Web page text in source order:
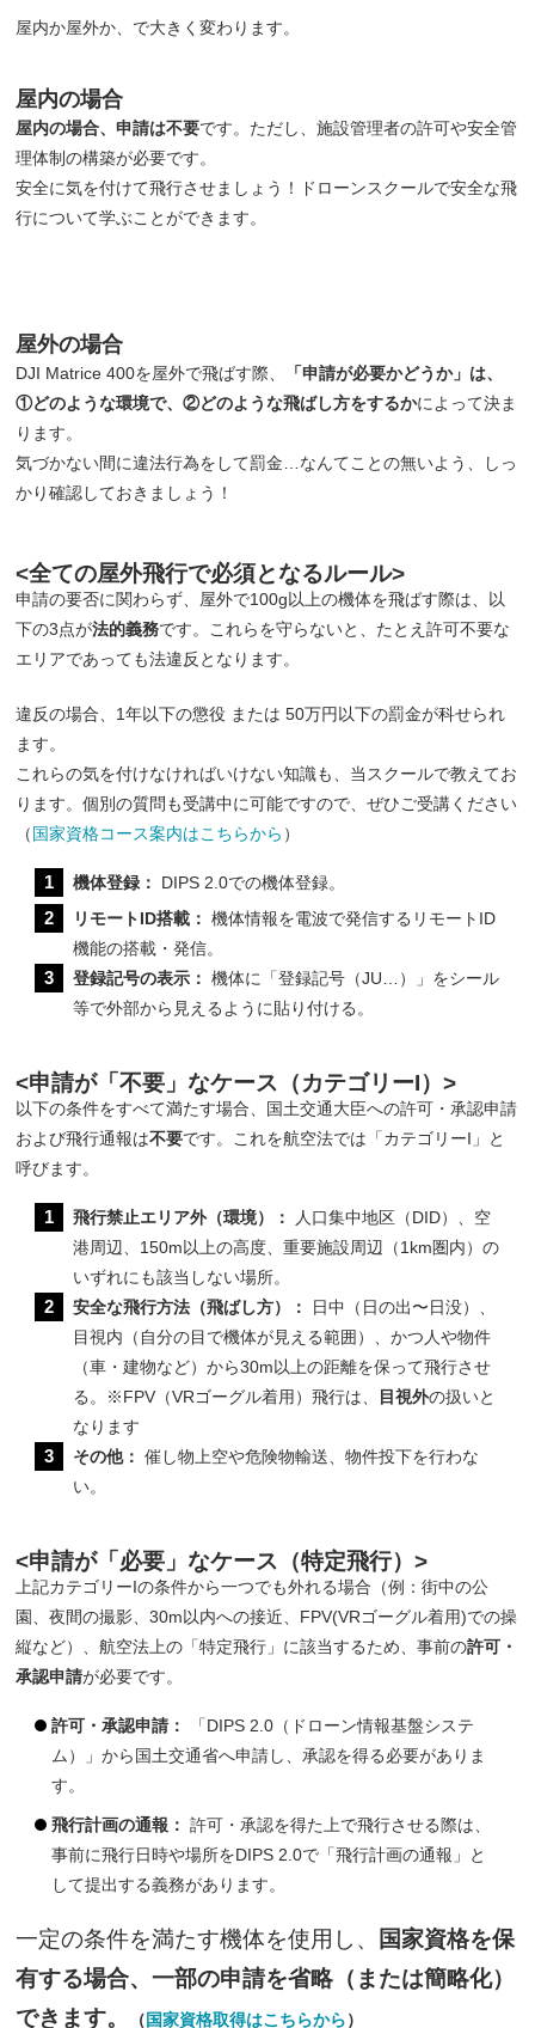
屋内か屋外か、で大きく変わります。
屋内の場合
屋内の場合、申請は不要です。ただし、施設管理者の許可や安全管
理体制の構築が必要です。
安全に気を付けて飛行させましょう！ドローンスクールで安全な飛
行について学ぶことができます。
屋外の場合
DJI Matrice 400を屋外で飛ばす際、
「申請が必要かどうか」は、
①どのような環境で、②どのような飛ばし方をするかによって決ま
ります。
気づかない間に違法行為をして罰金…なんてことの無いよう、しっ
かり確認しておきましょう！
<全ての屋外飛行で必須となるルール>
申請の要否に関わらず、屋外で100g以上の機体を飛ばす際は、以
下の3点が法的義務です。これらを守らないと、たとえ許可不要な
エリアであっても法違反となります。
違反の場合、1年以下の懲役 または 50万円以下の罰金が科せられ
ます。
これらの気を付けなければいけない知識も、当スクールで教えてお
ります。個別の質問も受講中に可能ですので、ぜひご受講ください
（国家資格コース案内はこちらから ）
機体登録：
DIPS 2.0での機体登録。
リモートID搭載： 機体情報を電波で発信するリモートID
機能の搭載・発信。
登録記号の表示： 機体に「登録記号（JU…）」をシール
等で外部から見えるように貼り付ける。
<申請が「不要」なケース（カテゴリーI）>
以下の条件をすべて満たす場合、国土交通大臣への許可・承認申請
および飛行通報は不要です。これを航空法では「カテゴリーI」と
呼びます。
飛行禁止エリア外（環境）：
人口集中地区（DID）、空
港周辺、150m以上の高度、重要施設周辺（1km圏内）の
いずれにも該当しない場所。
安全な飛行方法（飛ばし方）：
日中（日の出〜日没）、
目視内（自分の目で機体が見える範囲）、かつ人や物件
（車・建物など）から30m以上の距離を保って飛行させ
る。※FPV（VRゴーグル着用）飛行は、
目視外の扱いと
なります
その他： 催し物上空や危険物輸送、物件投下を行わな
い。
<申請が「必要」なケース（特定飛行）>
上記カテゴリーIの条件から一つでも外れる場合（例：街中の公
園、夜間の撮影、30m以内への接近、FPV(VRゴーグル着用)での操
縦など）、航空法上の「特定飛行」に該当するため、事前の許可・
承認申請が必要です。
許可・承認申請：
「DIPS 2.0（ドローン情報基盤システ
ム）」から国土交通省へ申請し、承認を得る必要がありま
す。
飛行計画の通報： 許可・承認を得た上で飛行させる際は、
事前に飛行日時や場所をDIPS 2.0で「飛行計画の通報」と
して提出する義務があります。
一定の条件を満たす機体を使用し、
国家資格を保
有する場合、一部の申請を省略（または簡略化）
できます。
（国家資格取得はこちらから）